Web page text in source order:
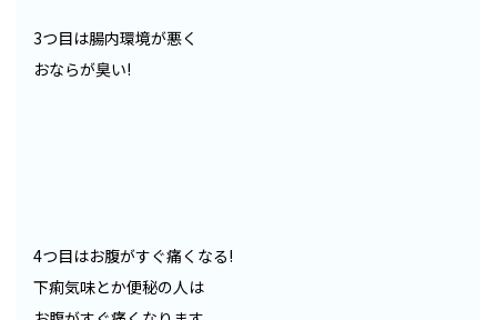
3つ目は腸内環境が悪く
おならが臭い!
4つ目はお腹がすぐ痛くなる!
下痢気味とか便秘の人は